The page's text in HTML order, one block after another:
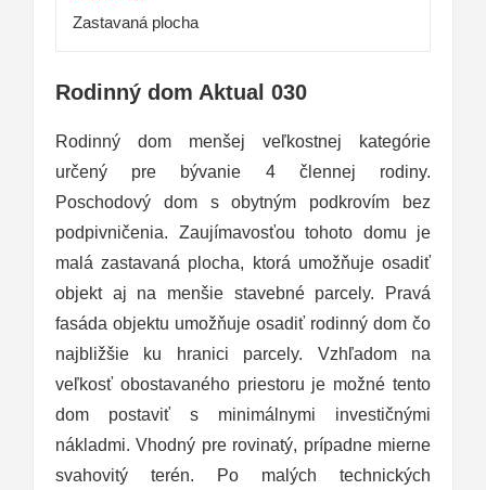
Zastavaná plocha
Rodinný dom Aktual 030
Rodinný dom menšej veľkostnej kategórie
určený pre bývanie 4 člennej rodiny.
Poschodový dom s obytným podkrovím bez
podpivničenia. Zaujímavosťou tohoto domu je
malá zastavaná plocha, ktorá umožňuje osadiť
objekt aj na menšie stavebné parcely. Pravá
fasáda objektu umožňuje osadiť rodinný dom čo
najbližšie ku hranici parcely. Vzhľadom na
veľkosť obostavaného priestoru je možné tento
dom postaviť s minimálnymi investičnými
nákladmi. Vhodný pre rovinatý, prípadne mierne
svahovitý terén. Po malých technických